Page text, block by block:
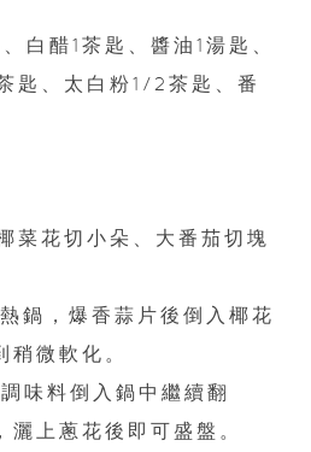
白醋1茶匙、醬油1湯匙、
匙、太白粉1/2茶匙、番
菜花切小朵、大番茄切塊
鍋，爆香蒜片後倒入椰花
稍微軟化。
味料倒入鍋中繼續翻
上蔥花後即可盛盤。